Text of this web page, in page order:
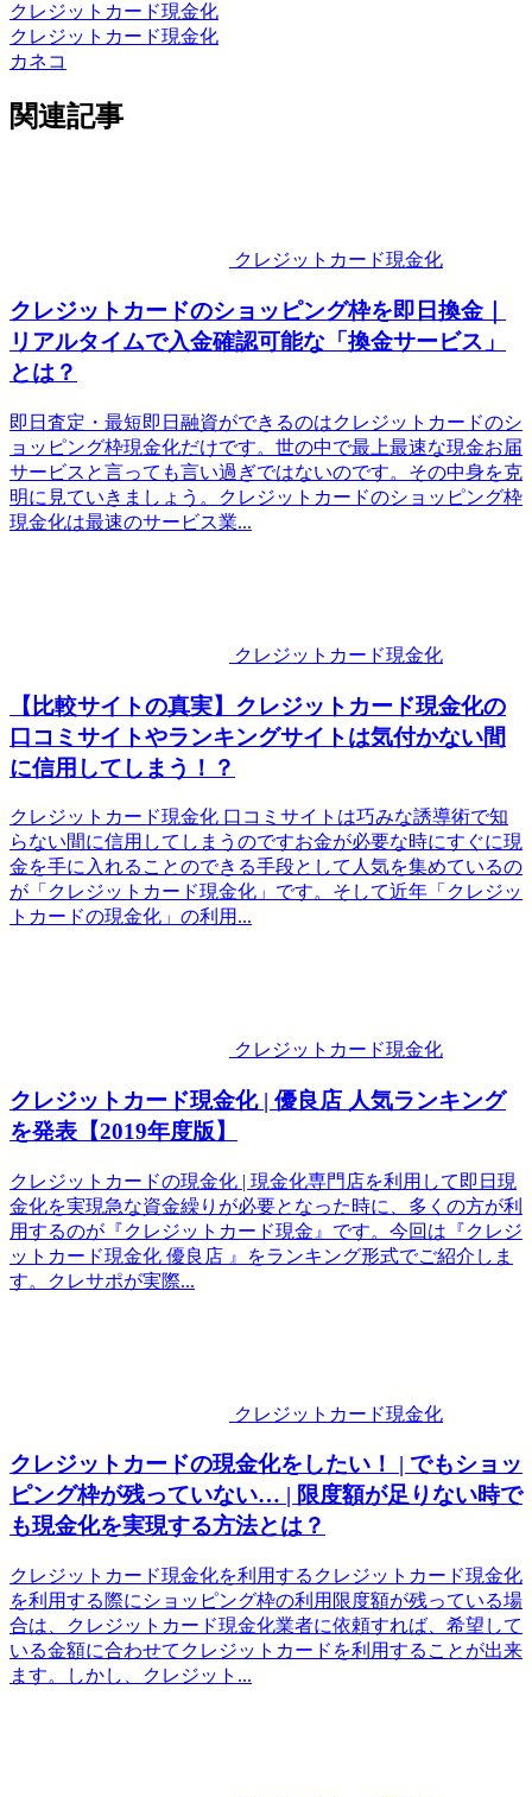
クレジットカード現金化
クレジットカード現金化
カネコ
関連記事
クレジットカード現金化
クレジットカードのショッピング枠を即日換金｜
リアルタイムで入金確認可能な「換金サービス」
とは？
即日査定・最短即日融資ができるのはクレジットカードのシ
ョッピング枠現金化だけです。世の中で最上最速な現金お届
サービスと言っても言い過ぎではないのです。その中身を克
明に見ていきましょう。クレジットカードのショッピング枠
現金化は最速のサービス業...
クレジットカード現金化
【比較サイトの真実】クレジットカード現金化の
口コミサイトやランキングサイトは気付かない間
に信用してしまう！？
クレジットカード現金化 口コミサイトは巧みな誘導術で知
らない間に信用してしまうのですお金が必要な時にすぐに現
金を手に入れることのできる手段として人気を集めているの
が「クレジットカード現金化」です。そして近年「クレジッ
トカードの現金化」の利用...
クレジットカード現金化
クレジットカード現金化 | 優良店 人気ランキング
を発表【2019年度版】
クレジットカードの現金化 | 現金化専門店を利用して即日現
金化を実現急な資金繰りが必要となった時に、多くの方が利
用するのが『クレジットカード現金』です。今回は『クレジ
ットカード現金化 優良店 』をランキング形式でご紹介しま
す。クレサポが実際...
クレジットカード現金化
クレジットカードの現金化をしたい！ | でもショッ
ピング枠が残っていない… | 限度額が足りない時で
も現金化を実現する方法とは？
クレジットカード現金化を利用するクレジットカード現金化
を利用する際にショッピング枠の利用限度額が残っている場
合は、クレジットカード現金化業者に依頼すれば、希望して
いる金額に合わせてクレジットカードを利用することが出来
ます。しかし、クレジット...